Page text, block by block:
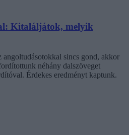
Kitaláljátok, melyik
angoltudásotokkal sincs gond, akkor
néhány dalszöveget
Érdekes eredményt kaptunk.